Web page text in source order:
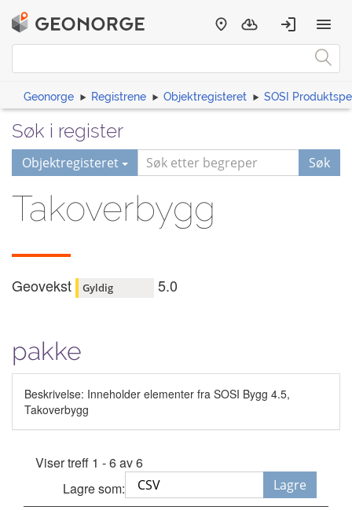
Geonorge Registrene Objektregisteret SOSI
Søk i register
Objektregisteret Søk
Takoverbygg
Geovekst Gyldig 5.0
pakke
Beskrivelse: Inneholder elementer fra SOSI Bygg 4.5,
Takoverbygg
Viser treff 1 - 6 av 6
Lagre som:
Lagre